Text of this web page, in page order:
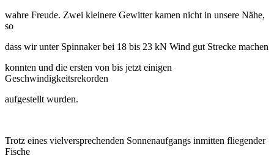
wahre Freude. Zwei kleinere Gewitter kamen nicht in unsere Nähe,
so
dass wir unter Spinnaker bei 18 bis 23 kN Wind gut Strecke machen
konnten und die ersten von bis jetzt einigen
Geschwindigkeitsrekorden
aufgestellt wurden.
Trotz eines vielversprechenden Sonnenaufgangs inmitten fliegender
Fische